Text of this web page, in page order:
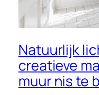
Natuurlijk
creatieve
muur nis te